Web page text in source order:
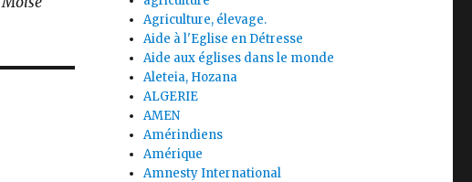
Agriculture, élevage.
Aide à l'Eglise en Détresse
Aide aux églises dans le monde
Aleteia, Hozana
ALGERIE
AMEN
Amérindiens
Amérique
Amnesty International